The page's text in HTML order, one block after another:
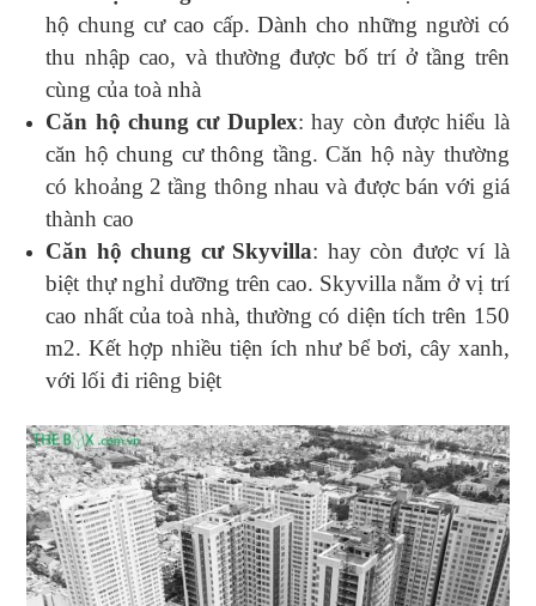
hộ chung cư cao cấp. Dành cho những người có
thu nhập cao, và thường được bố trí ở tầng trên
cùng của toà nhà
Căn hộ chung cư Duplex: hay còn được hiểu là
căn hộ chung cư thông tầng. Căn hộ này thường
có khoảng 2 tầng thông nhau và được bán với giá
thành cao
Căn hộ chung cư Skyvilla: hay còn được ví là
biệt thự nghỉ dưỡng trên cao. Skyvilla nằm ở vị trí
cao nhất của toà nhà, thường có diện tích trên 150
m2. Kết hợp nhiều tiện ích như bể bơi, cây xanh,
với lối đi riêng biệt